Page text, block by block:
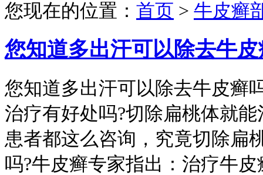
您现在的位置： 首页 > 牛皮癣
您知道多出汗可以除去牛
您知道多出汗可以除去牛皮癣
治疗有好处吗?切除扁桃体就
患者都这么咨询，究竟切除扁
吗?牛皮癣专家指出：治疗牛